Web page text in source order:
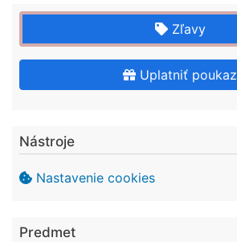
Zľavy
Uplatniť poukaz
Nástroje
Nastavenie cookies
Predmet